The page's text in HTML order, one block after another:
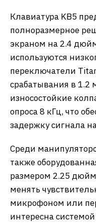
Клавиатура KB5
полноразмерное
экраном на 2.4
используются
переключатели
срабатывания в
износостойкие
опроса 8 кГц, что
задержку сигнала
Среди
также
размером 2.25
менять
микрофоном или
интересна